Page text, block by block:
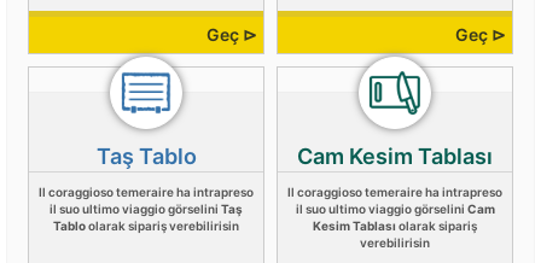
Geç ⊳ Geç ⊳
Taş Tablo
Il coraggioso temeraire ha intrapreso
il suo ultimo viaggio görselini Taş
Tabloolarak sipariş verebilirisin
Cam Kesim Tablası
Il coraggioso temeraire ha intrapreso
il suo ultimo viaggio görselini Cam
Kesim Tablası olarak sipariş
verebilirisin